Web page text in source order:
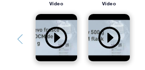
Vídeo Vídeo